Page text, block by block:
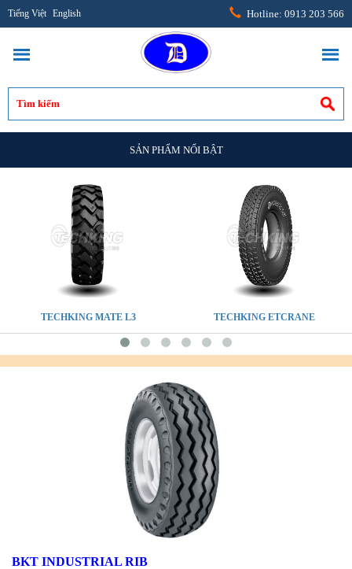
Tiếng Việt English Hotline: 0913 203 566
SẢN PHẨM NỔI BẬT
TECHKING MATE L3 TECHKING ETCRANE
BKT INDUSTRIAL RIB